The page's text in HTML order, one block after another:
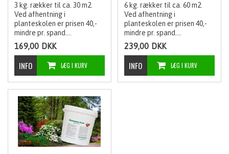
3 kg. rækker til ca. 30 m2.
Ved afhentning i
planteskolen er prisen 40,-
mindre pr. spand.
Sænker jordens surhedsgrad
og giver sunde og hårdføre
169,00 DKK
6 kg. rækker til ca. 60 m2.
Ved afhentning i
planteskolen er prisen 40,-
mindre pr. spand.
Gødningen sænker jordens
surhedsgrad og giver sunde
og hårdføre planter.
239,00 DKK